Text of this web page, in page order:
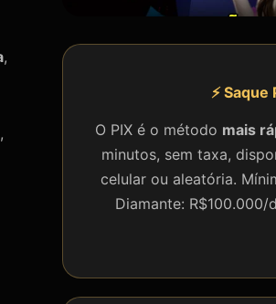
,
⚡
O PIX é o método mais
minutos, sem taxa,
celular ou aleatória.
Diamante: